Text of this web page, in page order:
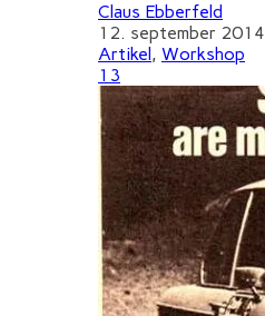
Claus Ebberfeld
12. september 2014
Artikel , Workshop
13